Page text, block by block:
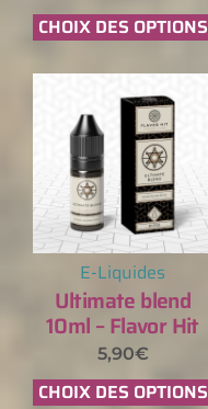
CHOIX DES OPTIONS
E-Liquides
Ultimate blend
10ml – Flavor Hit
5,90€
CHOIX DES OPTIONS